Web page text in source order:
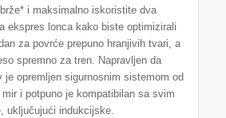
i maksimalno iskoristite dva
ekspres lonca kako biste optimizirali
za povrće prepuno hranjivih tvari, a
spremno za tren. Napravljen da
je opremljen sigurnosnim sistemom od
i potpuno je kompatibilan sa svim
uključujući indukcijske.